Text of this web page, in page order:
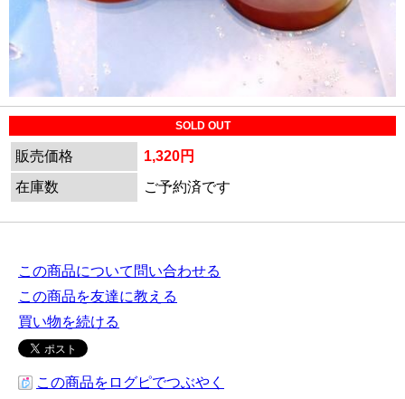
SOLD OUT
販売価格
1,320円
在庫数
ご予約済です
この商品について問い合わせる
この商品を友達に教える
買い物を続ける
この商品をログピでつぶやく